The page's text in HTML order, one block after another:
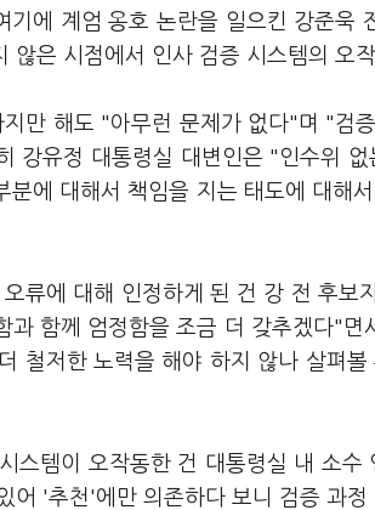
기에 계엄 옹호 논란을 일으킨 강준욱
않은 시점에서 인사 검증 시스템의 오
만 해도 "아무런 문제가 없다"며 "검
강유정 대통령실 대변인은 "인수위
분에 대해서 책임을 지는 태도에 대해
류에 대해 인정하게 된 건 강 전 후보
과 함께 엄정함을 조금 더 갖추겠다"면
철저한 노력을 해야 하지 않나 살펴
스템이 오작동한 건 대통령실 내 소
어 '추천'에만 의존하다 보니 검증 과정